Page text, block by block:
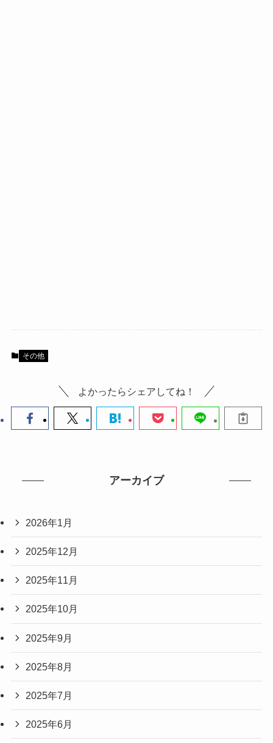
その他
よかったらシェアしてね！
アーカイブ
2026年1月
2025年12月
2025年11月
2025年10月
2025年9月
2025年8月
2025年7月
2025年6月